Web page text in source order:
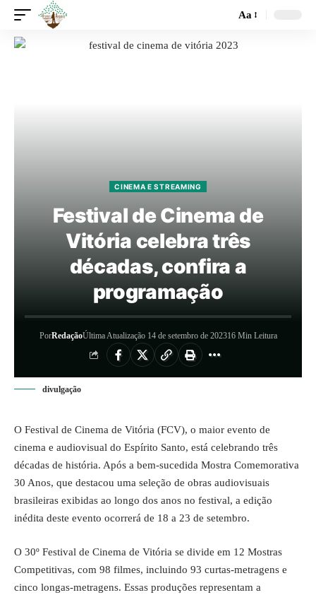
Aa
CINEMA E STREAMING
Festival de Cinema de
Vitória celebra três
décadas, confira a
programação
PorRedaçãoÚltima Atualização 14 de setembro de 202316 Min Leitura
divulgação
O Festival de Cinema de Vitória (FCV), o maior evento de
cinema e audiovisual do Espírito Santo, está celebrando três
décadas de história. Após a bem-sucedida Mostra Comemorativa
30 Anos, que destacou uma seleção de obras audiovisuais
brasileiras exibidas ao longo dos anos no festival, a edição
inédita deste evento ocorrerá de 18 a 23 de setembro.
O 30º Festival de Cinema de Vitória se divide em 12 Mostras
Competitivas, com 98 filmes, incluindo 93 curtas-metragens e
cinco longas-metragens. Essas produções representam a